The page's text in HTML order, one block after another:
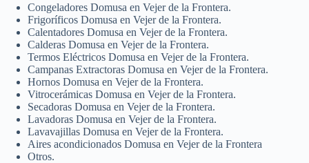
Congeladores Domusa en Vejer de la Frontera.
Frigoríficos Domusa en Vejer de la Frontera.
Calentadores Domusa en Vejer de la Frontera.
Calderas Domusa en Vejer de la Frontera.
Termos Eléctricos Domusa en Vejer de la Frontera.
Campanas Extractoras Domusa en Vejer de la Frontera.
Hornos Domusa en Vejer de la Frontera.
Vitrocerámicas Domusa en Vejer de la Frontera.
Secadoras Domusa en Vejer de la Frontera.
Lavadoras Domusa en Vejer de la Frontera.
Lavavajillas Domusa en Vejer de la Frontera.
Aires acondicionados Domusa en Vejer de la Frontera
Otros.